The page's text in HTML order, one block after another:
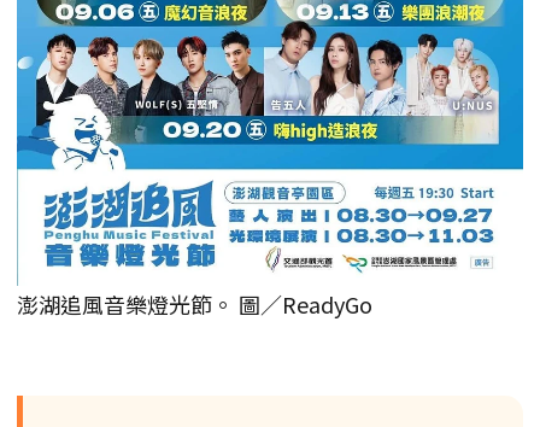
澎湖追風音樂燈光節。 圖／ReadyGo